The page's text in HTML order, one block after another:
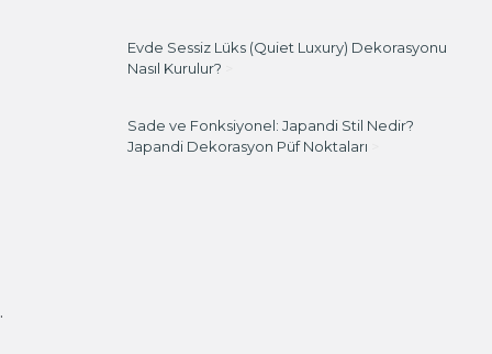
Evde Sessiz Lüks (Quiet Luxury) Dekorasyonu
Nasıl Kurulur?
Sade ve Fonksiyonel: Japandi Stil Nedir?
Japandi Dekorasyon Püf Noktaları